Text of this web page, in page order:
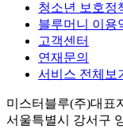
청소년 보호정
블루머니 이용
고객센터
연재문의
서비스 전체보
미스터블루(주)대표
서울특별시 강서구